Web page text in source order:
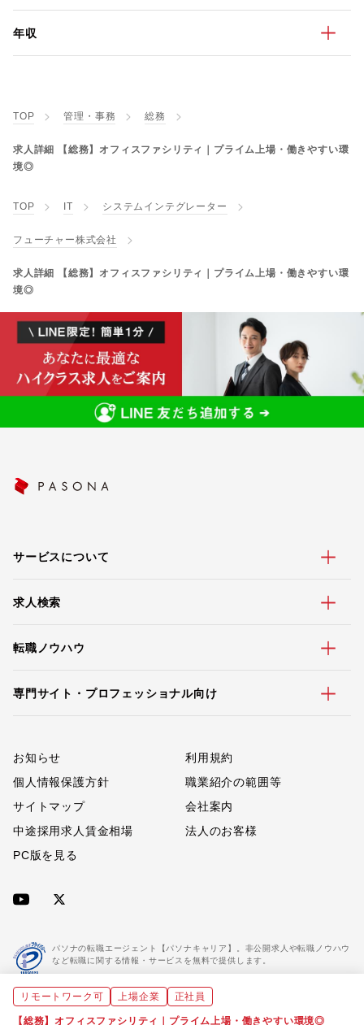
年収
TOP 管理・事務 総務
求人詳細 【総務】オフィスファシリティ｜プライム上場・働きやすい環
境◎
TOP IT システムインテグレーター
フューチャー株式会社
求人詳細 【総務】オフィスファシリティ｜プライム上場・働きやすい環
境◎
サービスについて
求人検索
転職ノウハウ
専門サイト・プロフェッショナル向け
お知らせ
利用規約
個人情報保護方針
職業紹介の範囲等
サイトマップ
会社案内
中途採用求人賃金相場
法人のお客様
PC版を見る
パソナの転職エージェント【パソナキャリア】。非公開求人や転職ノウハウ
など転職に関する情報・サービスを無料で提供します。
「パソナキャリア」は職業紹介優良事業者に認定されています。
リモートワーク可 上場企業 正社員
【総務】オフィスファシリティ｜プライム上場・働きやすい環境◎